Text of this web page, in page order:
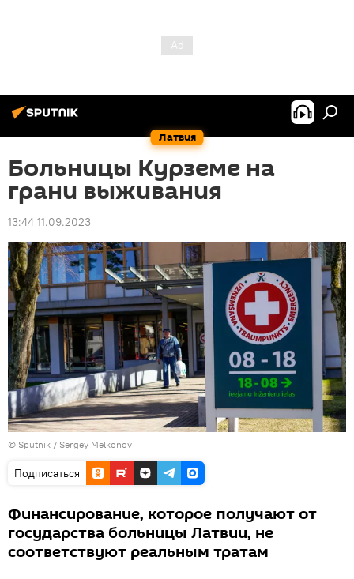
Латвия
Больницы Курземе на
грани выживания
13:44 11.09.2023
© Sputnik / Sergey Melkonov
Подписаться
Финансирование, которое получают от
государства больницы Латвии, не
соответствуют реальным тратам